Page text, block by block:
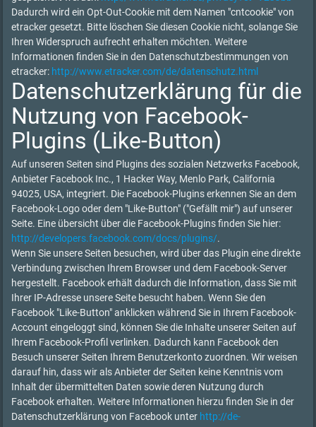
Dadurch wird ein Opt-Out-Cookie mit dem Namen "cntcookie" von
etracker gesetzt. Bitte löschen Sie diesen Cookie nicht, solange Sie
Ihren Widerspruch aufrecht erhalten möchten. Weitere
Informationen finden Sie in den Datenschutzbestimmungen von
etracker: http://www.etracker.com/de/datenschutz.html
Datenschutzerklärung für die
Nutzung von Facebook-
Plugins (Like-Button)
Auf unseren Seiten sind Plugins des sozialen Netzwerks Facebook,
Anbieter Facebook Inc., 1 Hacker Way, Menlo Park, California
94025, USA, integriert. Die Facebook-Plugins erkennen Sie an dem
Facebook-Logo oder dem "Like-Button" ("Gefällt mir") auf unserer
Seite. Eine übersicht über die Facebook-Plugins finden Sie hier:
http://developers.facebook.com/docs/plugins/.
Wenn Sie unsere Seiten besuchen, wird über das Plugin eine direkte
Verbindung zwischen Ihrem Browser und dem Facebook-Server
hergestellt. Facebook erhält dadurch die Information, dass Sie mit
Ihrer IP-Adresse unsere Seite besucht haben. Wenn Sie den
Facebook "Like-Button" anklicken während Sie in Ihrem Facebook-
Account eingeloggt sind, können Sie die Inhalte unserer Seiten auf
Ihrem Facebook-Profil verlinken. Dadurch kann Facebook den
Besuch unserer Seiten Ihrem Benutzerkonto zuordnen. Wir weisen
darauf hin, dass wir als Anbieter der Seiten keine Kenntnis vom
Inhalt der übermittelten Daten sowie deren Nutzung durch
Facebook erhalten. Weitere Informationen hierzu finden Sie in der
Datenschutzerklärung von Facebook unter http://de-